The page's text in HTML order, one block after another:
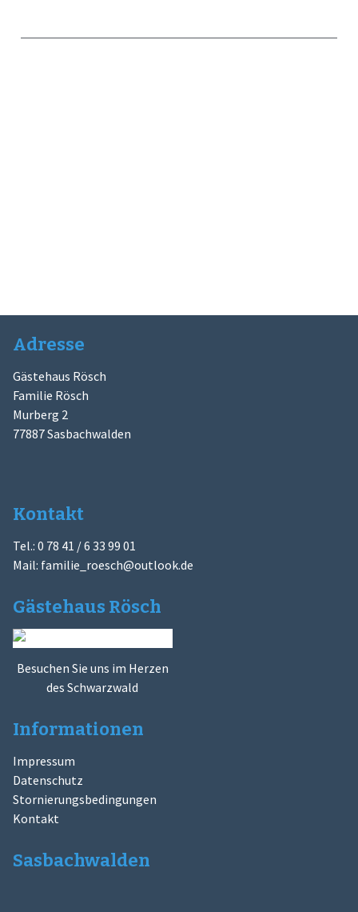
Adresse
Gästehaus Rösch
Familie Rösch
Murberg 2
77887 Sasbachwalden
Kontakt
Tel.: 0 78 41 / 6 33 99 01
Mail: familie_roesch@outlook.de
Gästehaus Rösch
Besuchen Sie uns im Herzen
des Schwarzwald
Informationen
Impressum
Datenschutz
Stornierungsbedingungen
Kontakt
Sasbachwalden